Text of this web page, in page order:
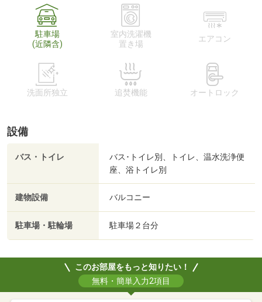
駐車場
(近隣含)
室内洗濯機
置き場
エアコン
洗面所独立 追焚機能 オートロック
設備
バス・トイレ
バス･トイレ別、トイレ、温水洗浄便
座、浴トイレ別
建物設備 バルコニー
駐車場・駐輪場 駐車場２台分
このお部屋をもっと知りたい！
無料・簡単入力2項目